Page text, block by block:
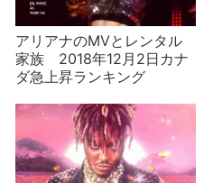
アリアナのMVとレンタル
家族 2018年12月2日カナ
ダ急上昇ランキング